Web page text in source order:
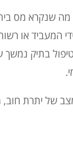
שנקרא מס
המעביד או
של יתרת חוב,